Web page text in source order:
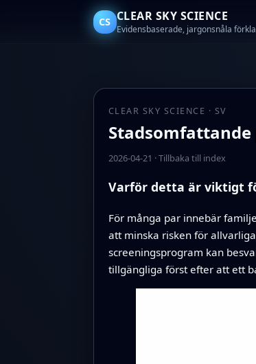
CS CLEAR SKY SCIENCE
Evidensbaserade, jargonsnåla
CLEAR SKY SCIENCE · SV
2026-04-21 ·Tillbaka till index
Varför detta är viktigt
För många par innebär
att minska risken för
screeningsprogram kan
tillgängliga först efter att ett